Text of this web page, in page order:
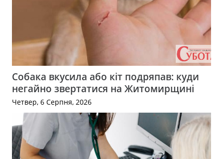
Собака вкусила або кіт подряпав: куди
негайно звертатися на Житомирщині
Четвер, 6 Серпня, 2026